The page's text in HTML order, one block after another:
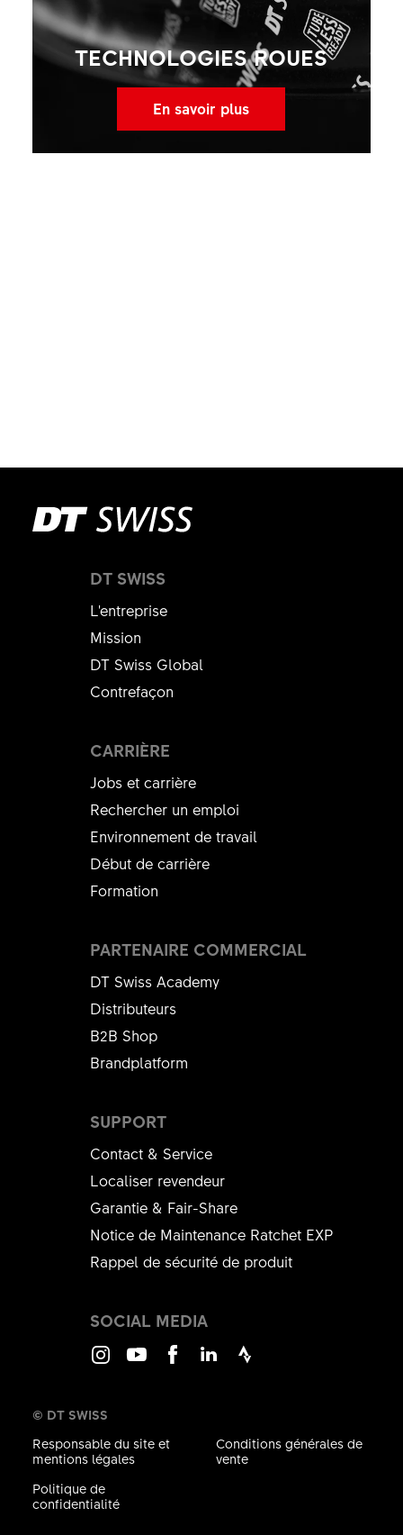
TECHNOLOGIES ROUES
En savoir plus
DT SWISS
L'entreprise
Mission
DT Swiss Global
Contrefaçon
CARRIÈRE
Jobs et carrière
Rechercher un emploi
Environnement de travail
Début de carrière
Formation
SUPPORT
Contact & Service
Localiser revendeur
Garantie & Fair-Share
Notice de Maintenance Ratchet EXP
Rappel de sécurité de produit
PARTENAIRE COMMERCIAL
DT Swiss Academy
Distributeurs
B2B Shop
Brandplatform
SOCIAL MEDIA
© DT SWISS
Responsable du site et
mentions légales
Politique de
confidentialité
Conditions générales de
vente